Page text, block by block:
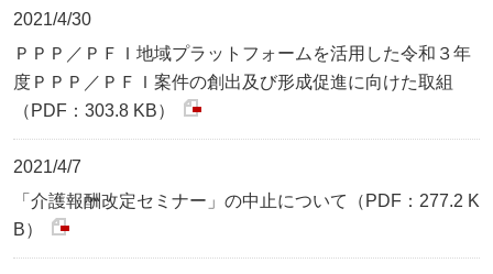
2021/4/30
ＰＰＰ／ＰＦＩ地域プラットフォームを活用した令和３年
度ＰＰＰ／ＰＦＩ案件の創出及び形成促進に向けた取組
（PDF：303.8 KB）
2021/4/7
「介護報酬改定セミナー」の中止について（PDF：277.2 K
B）